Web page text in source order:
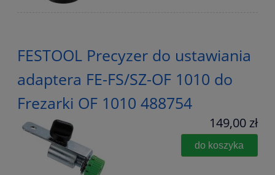
FESTOOL Precyzer do ustawiania
adaptera FE-FS/SZ-OF 1010 do
Frezarki OF 1010 488754
149,00 zł
do koszyka